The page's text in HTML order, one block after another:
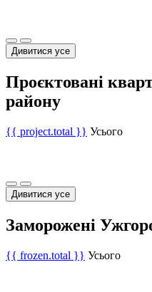
Дивитися усе
Проєктовані
району
{{ project.total }} Усього
Дивитися усе
Заморожені
{{ frozen.total }} Усього